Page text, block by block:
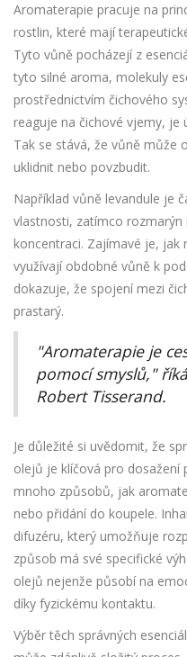
Aromaterapie pracuje na
rostlin, které mají
Tyto vůně pocházejí z
tyto silné aroma, molekuly
prostřednictvím čichového
reaguje na čichové vjemy, je
Tak se stává, že vůně může
uklidnit nebo povzbudit.
Například vůně levandule je
vlastnosti, zatímco
koncentraci. Zajímavé je, jak
využívají obdobné vůně k
dokazuje, že spojení mezi
prastarý.
"Aromaterapie je
pomocí smyslů,"
Robert Tisserand.
Je důležité si uvědomit, že
olejů je klíčová pro dosažení
mnoho způsobů, jak
nebo přidání do koupele.
difuzéru, který umožňuje
způsob má své specifické
olejů nejenže působí na
díky fyzickému kontaktu.
Výběr těch správných